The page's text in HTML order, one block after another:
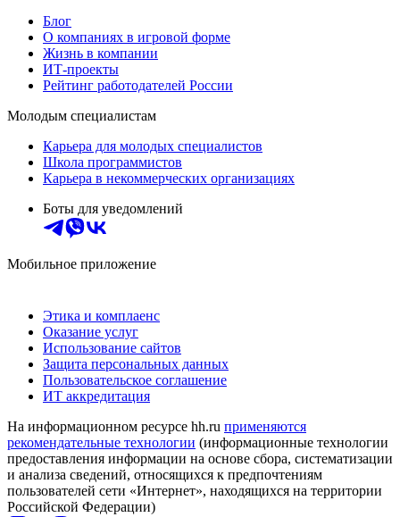
Блог
О компаниях в игровой форме
Жизнь в компании
ИТ-проекты
Рейтинг работодателей России
Молодым специалистам
Карьера для молодых специалистов
Школа программистов
Карьера в некоммерческих организациях
Боты для уведомлений
Мобильное приложение
Этика и комплаенс
Оказание услуг
Использование сайтов
Защита персональных данных
Пользовательское соглашение
ИТ аккредитация
На информационном ресурсе hh.ru применяются
рекомендательные технологии (информационные технологии
предоставления информации на основе сбора, систематизации
и анализа сведений, относящихся к предпочтениям
пользователей сети «Интернет», находящихся на территории
Российской Федерации)